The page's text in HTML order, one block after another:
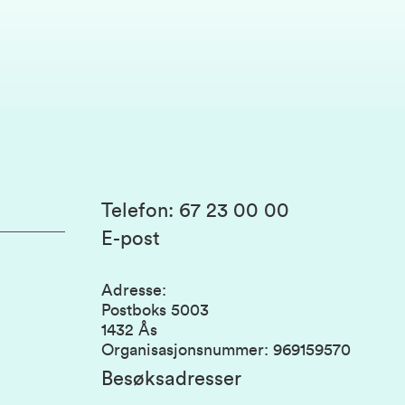
Telefon: 67 23 00 00
E-post
Adresse:
Postboks 5003
1432 Ås
Organisasjonsnummer: 969159570
Besøksadresser